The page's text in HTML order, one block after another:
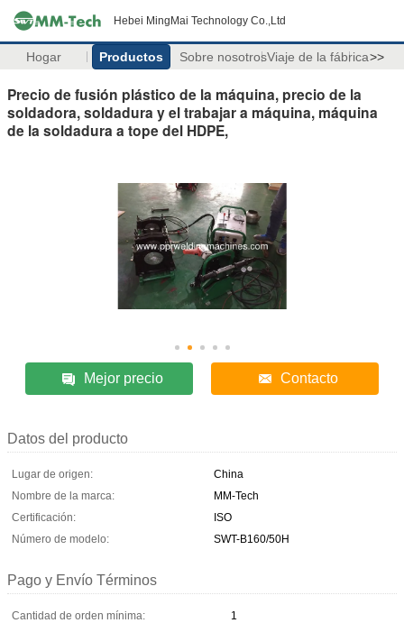
Hebei MingMai Technology Co.,Ltd
Hogar Productos Sobre nosotrosViaje de la fábrica>>
Precio de fusión plástico de la máquina, precio de la
soldadora, soldadura y el trabajar a máquina, máquina
de la soldadura a tope del HDPE,
Mejor precio Contacto
Datos del producto
Lugar de origen:
China
Nombre de la marca:
MM-Tech
Certificación:
ISO
Número de modelo:
SWT-B160/50H
Pago y Envío Términos
Cantidad de orden mínima:
1